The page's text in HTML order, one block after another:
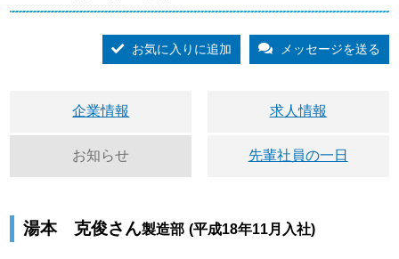
お気に入りに追加 メッセージを送る
企業情報 求人情報
お知らせ 先輩社員の一日
湯本 克俊さん製造部 (平成18年11月入社)